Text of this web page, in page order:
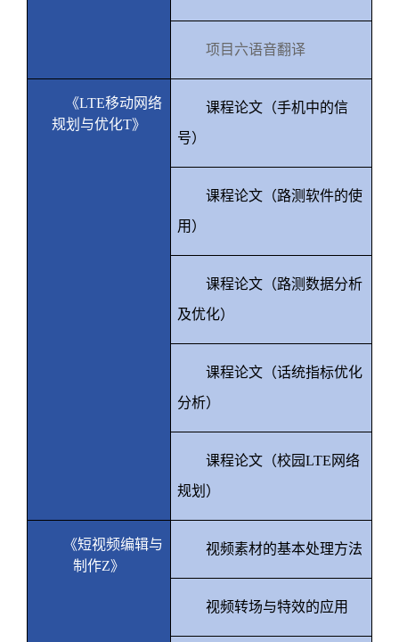
项目六语音翻译
《LTE移动网络
规划与优化T》
课程论文（手机中的信
号）
课程论文（路测软件的使
用）
课程论文（路测数据分析
及优化）
课程论文（话统指标优化
分析）
课程论文（校园LTE 网络
规划）
《短视频编辑与
制作Z》
视频素材的基本处理方法
视频转场与特效的应用